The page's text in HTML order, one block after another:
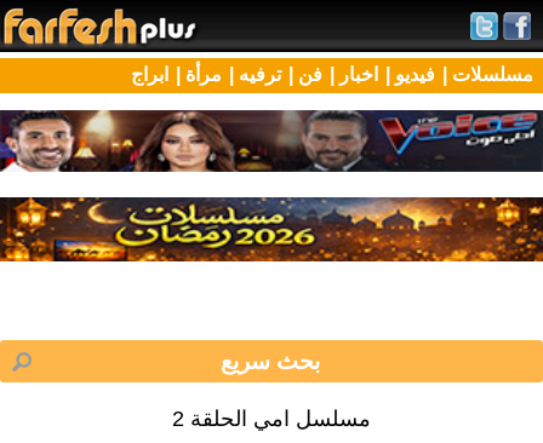
مسلسلات | فيديو | اخبار | فن | ترفيه | مرأة | ابراج
مسلسل امي الحلقة 2